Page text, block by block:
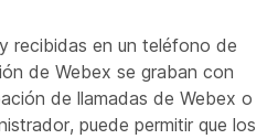
recibidas en un teléfono de
de Webex se graban con
de llamadas de Webex o
puede permitir que los